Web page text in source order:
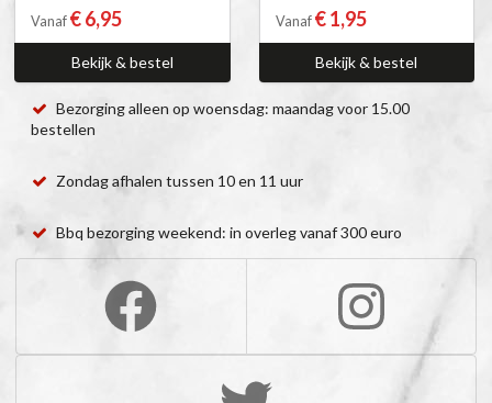
Vanaf € 6,95
Bekijk & bestel
Vanaf € 1,95
Bekijk & bestel
Bezorging alleen op woensdag: maandag voor 15.00
bestellen
Zondag afhalen tussen 10 en 11 uur
Bbq bezorging weekend: in overleg vanaf 300 euro